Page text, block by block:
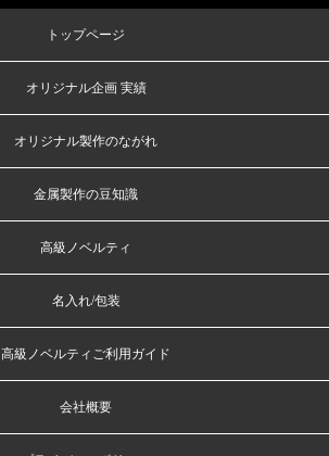
トップページ
オリジナル企画 実績
オリジナル製作のながれ
金属製作の豆知識
高級ノベルティ
名入れ/包装
高級ノベルティご利用ガイド
会社概要